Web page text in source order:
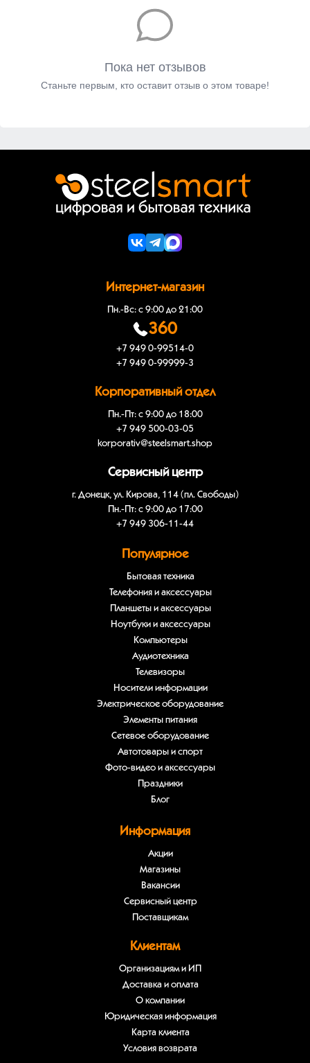
Пока нет отзывов
Станьте первым, кто оставит отзыв о этом товаре!
Интернет-магазин
Пн.-Вс: с 9:00 до 21:00
360
+7 949 0-99514-0
+7 949 0-99999-3
Корпоративный отдел
Пн.-Пт: с 9:00 до 18:00
+7 949 500-03-05
korporativ@steelsmart.shop
Сервисный центр
г. Донецк, ул. Кирова, 114 (пл. Свободы)
Пн.-Пт: с 9:00 до 17:00
+7 949 306-11-44
Популярное
Бытовая техника
Телефония и аксессуары
Планшеты и аксессуары
Ноутбуки и аксессуары
Компьютеры
Аудиотехника
Телевизоры
Носители информации
Электрическое оборудование
Элементы питания
Сетевое оборудование
Автотовары и спорт
Фото-видео и аксессуары
Праздники
Блог
Информация
Акции
Магазины
Вакансии
Сервисный центр
Поставщикам
Клиентам
Организациям и ИП
Доставка и оплата
О компании
Юридическая информация
Карта клиента
Условия возврата